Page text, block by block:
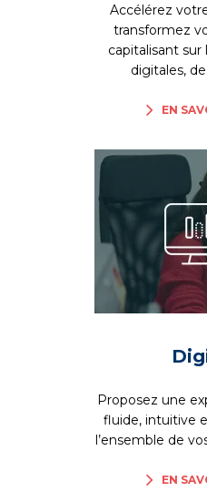
Accélérez
transformez
capitalisant sur
digitales,
EN
Proposez une
fluide, intuitive
l’ensemble de
EN